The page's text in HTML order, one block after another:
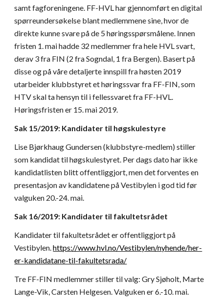
samt fagforeningene. FF-HVL har gjennomført en digital
spørreundersøkelse blant medlemmene sine, hvor de
direkte kunne svare på de 5 høringsspørsmålene. Innen
fristen 1. mai hadde 32 medlemmer fra hele HVL svart,
derav 3 fra FIN (2 fra Sogndal, 1 fra Bergen). Basert på
disse og på våre detaljerte innspill fra høsten 2019
utarbeider klubbstyret et høringssvar fra FF-FIN, som
HTV skal ta hensyn til i fellessvaret fra FF-HVL.
Høringsfristen er 15. mai 2019.
Sak 15/2019: Kandidater til høgskulestyre
Lise Bjørkhaug Gundersen (klubbstyre-medlem) stiller
som kandidat til høgskulestyret. Per dags dato har ikke
kandidatlisten blitt offentliggjort, men det forventes en
presentasjon av kandidatene på Vestibylen i god tid før
valguken 20.-24. mai.
Sak 16/2019: Kandidater til fakultetsrådet
Kandidater til fakultetsrådet er offentliggjort på
Vestibylen.https://www.hvl.no/Vestibylen/nyhende/her-
er-kandidatane-til-fakultetsrada/
Tre FF-FIN medlemmer stiller til valg: Gry Sjøholt, Marte
Lange-Vik, Carsten Helgesen. Valguken er 6.-10. mai.